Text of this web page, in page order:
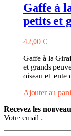
Gaffe à
petits et
42,00 €
Gaffe à la
et grands
oiseau et tente
Ajouter au
Recevez les
Votre email :